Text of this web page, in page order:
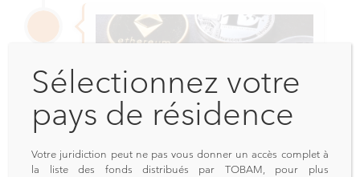
Sélectionnez votre
pays de résidence
Votre juridiction peut ne pas vous donner un accès complet à
la liste des fonds distribués par TOBAM, pour plus